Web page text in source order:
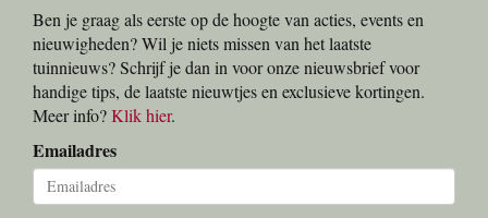
Ben je graag als eerste op de hoogte van acties, events en
nieuwigheden? Wil je niets missen van het laatste
tuinnieuws? Schrijf je dan in voor onze nieuwsbrief voor
handige tips, de laatste nieuwtjes en exclusieve kortingen.
Meer info?Klik hier.
Emailadres